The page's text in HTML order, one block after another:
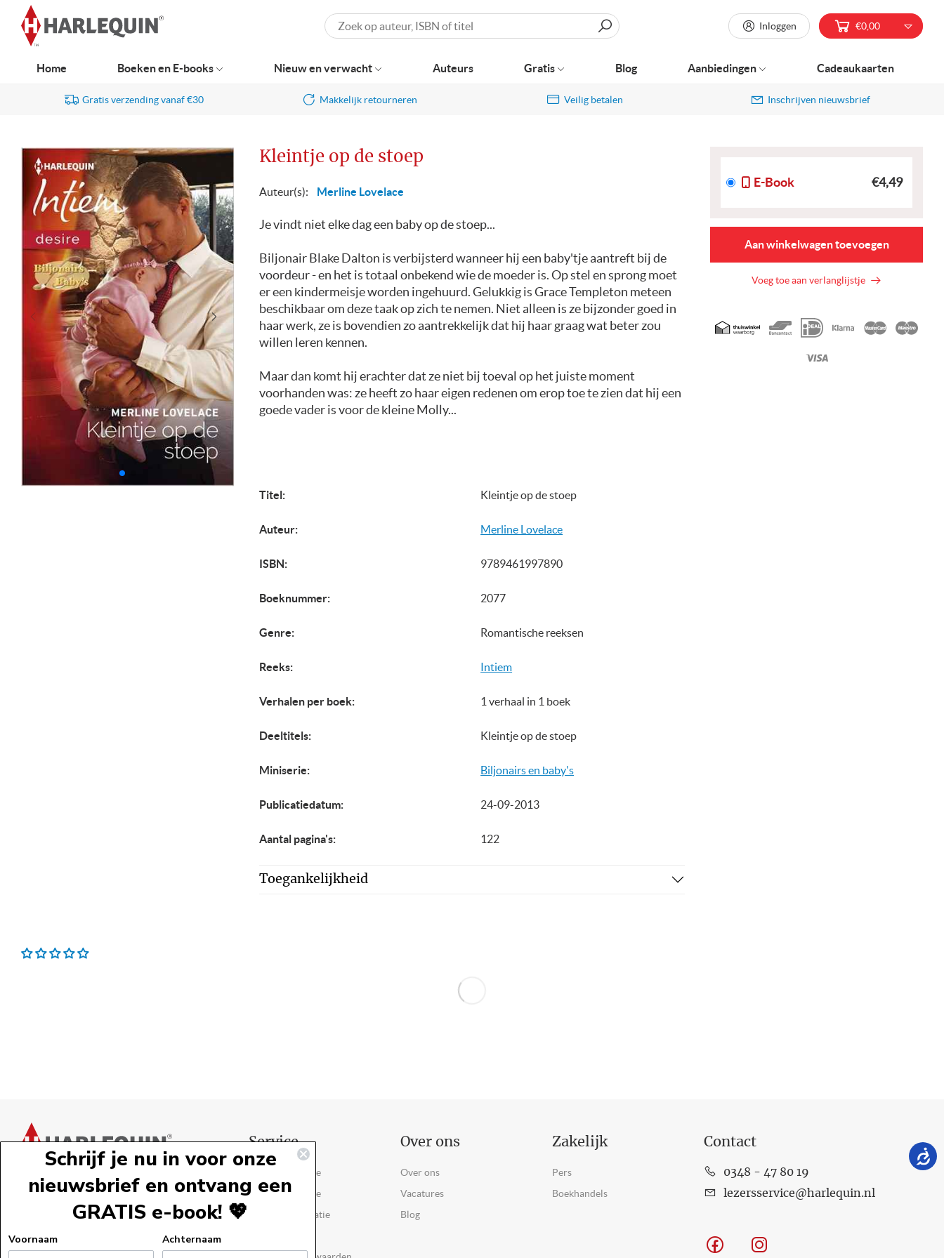
navigatie
Gratis verzending vanaf €30 Makkelijk retourneren Veilig betalen Inschrijven nieuwsbrief
Kleintje op de stoep
Auteur(s): Merline Lovelace
Je vindt niet elke dag een baby op de stoep...
Biljonair Blake Dalton is verbijsterd wanneer hij een baby'tje aantreft bij de
voordeur - en het is totaal onbekend wie de moeder is. Op stel en sprong moet
er een kindermeisje worden ingehuurd. Gelukkig is Grace Templeton meteen
beschikbaar om deze taak op zich te nemen. Niet alleen is ze bijzonder goed in
haar werk, ze is bovendien zo aantrekkelijk dat hij haar graag wat beter zou
willen leren kennen.
Maar dan komt hij erachter dat ze niet bij toeval op het juiste moment
voorhanden was: ze heeft zo haar eigen redenen om erop toe te zien dat hij een
goede vader is voor de kleine Molly...
Titel: Kleintje op de stoep
Auteur: Merline Lovelace
ISBN: 9789461997890
Boeknummer: 2077
Genre: Romantische reeksen
Reeks: Intiem
Verhalen per boek: 1 verhaal in 1 boek
Deeltitels: Kleintje op de stoep
Miniserie: Biljonairs en baby's
Publicatiedatum: 24-09-2013
Aantal pagina's: 122
Toegankelijkheid
E-Book €4,49
Aan winkelwagen toevoegen
Voeg toe aan verlanglijstje
Geaccepteerde
betaalmethoden
Zoeken Inloggen €0,00
Home Boeken en E-books Nieuw en verwacht Auteurs Gratis Blog Aanbiedingen Cadeaukaarten
Service
Webshopservice
Bestelinformatie
Verzendinformatie
Over ons
Over ons
Vacatures
Blog
Zakelijk
Pers
Boekhandels
Contact
0348 - 47 80 19
lezersservice@harlequin.nl
Facebook
Schrijf je nu in voor onze
nieuwsbrief en ontvang een
GRATIS e-book! 💖
Voornaam Achternaam